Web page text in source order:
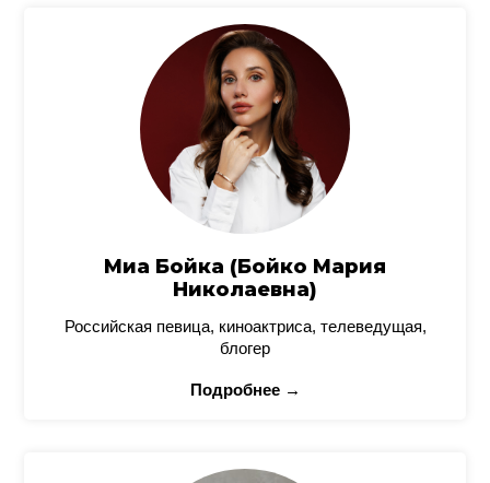
Миа Бойка (Бойко Мария
Николаевна)
Российская певица, киноактриса, телеведущая,
блогер
Подробнее →